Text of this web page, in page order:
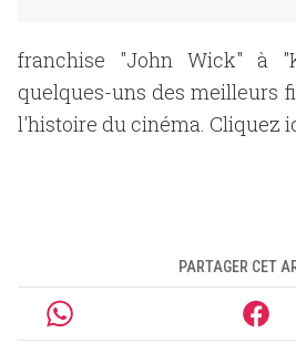
franchise "John Wick" à
quelques-uns des meilleurs
l'histoire du cinéma. Cliquez
PARTAGER CET